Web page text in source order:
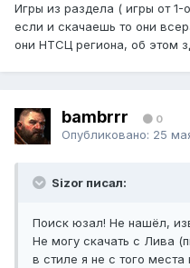
Игры из раздела ( игры от 1-
если и скачаешь то они
они НТСЦ региона, об этом
bambrrr 0
Опубликовано: 25
Sizor писал:
Поиск юзал! Не нашёл,
Не могу скачать с Лива
в стиле я не с того